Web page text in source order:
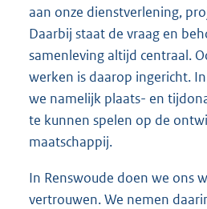
aan onze dienstverlening,
Daarbij staat de vraag en
samenleving altijd centraal.
werken is daarop ingericht.
we namelijk plaats- en
te kunnen spelen op de
maatschappij.
In Renswoude doen we ons
vertrouwen. We nemen